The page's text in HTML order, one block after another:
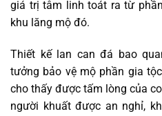
giá trị tâm linh toát ra từ
khu lăng mộ đó.
Thiết kế lan can đá bao
tưởng bảo vệ mộ phần gia
cho thấy được tấm lòng của
người khuất được an nghỉ,